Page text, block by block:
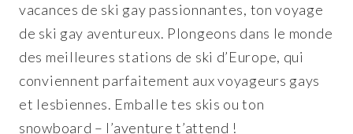
vacances de ski gay passionnantes, ton voyage
de ski gay aventureux. Plongeons dans le monde
des meilleures stations de ski d’Europe, qui
conviennent parfaitement aux voyageurs gays
et lesbiennes. Emballe tes skis ou ton
snowboard – l’aventure t’attend !